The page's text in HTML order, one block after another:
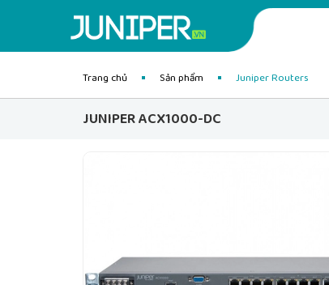
Trang chủ Sản phẩm Juniper Routers
JUNIPER ACX1000-DC